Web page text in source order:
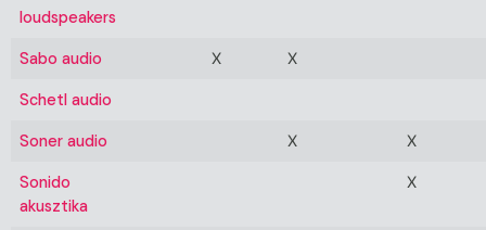
loudspeakers
Sabo audio X X
Schetl audio
Soner audio X X
Sonido
akusztika
X